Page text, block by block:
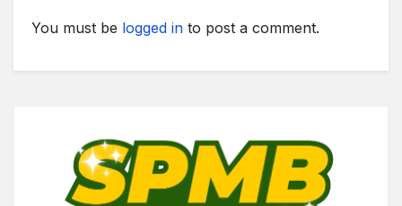
You must be logged in to post a comment.